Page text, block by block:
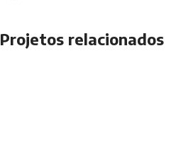
Projetos relacionados